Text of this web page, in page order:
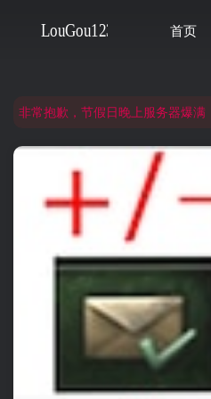
首页
非常抱歉，节假日晚上服务器爆
非常抱歉，节假日晚上服务器爆满
网站合并公告：旧网页